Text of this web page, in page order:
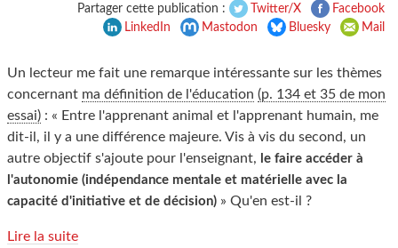
Partager cette publication : Twitter/X
Facebook
LinkedIn
Mastodon Bluesky Mail
Un lecteur me fait une remarque intéressante sur les thèmes
concernant ma définition de l'éducation (p. 134 et 35 de mon
essai) : « Entre l'apprenant animal et l'apprenant humain, me
dit-il, il y a une différence majeure. Vis à vis du second, un
autre objectif s'ajoute pour l'enseignant, le faire accéder à
l'autonomie (indépendance mentale et matérielle avec la
capacité d'initiative et de décision) » Qu'en est-il ?
Lire la suite